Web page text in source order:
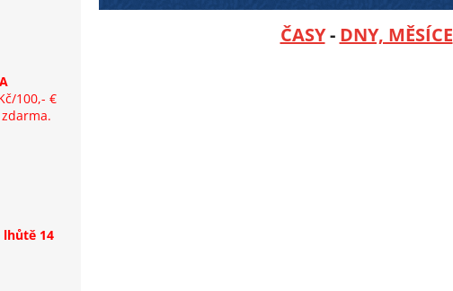
100,- €
lhůtě 14
ČASY- DNY, MĚSÍCE